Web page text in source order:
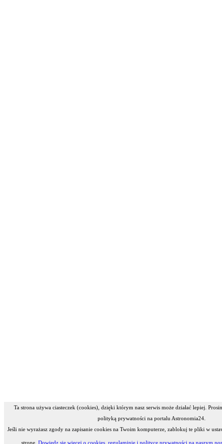
Ta strona używa ciasteczek (cookies), dzięki którym nasz serwis może działać lepiej.
polityką prywatności na portalu Astronomia24.
Jeśli nie wyrażasz zgody na zapisanie cookies na Twoim komputerze, zablokuj te pliki w
stronę. Dowiedz się więcej o cookies, regulaminie i polityce prywatności na naszym